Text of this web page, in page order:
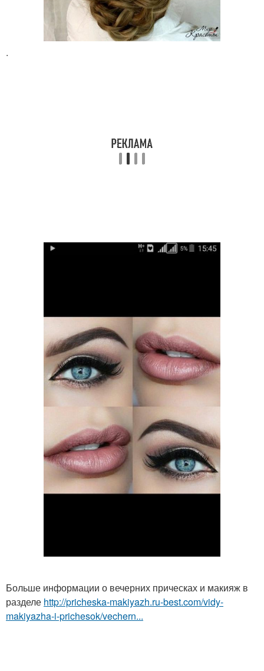
.
Больше информации о вечерних прическах и макияж в
разделе http://pricheska-makiyazh.ru-best.com/vidy-
makiyazha-i-prichesok/vechern...